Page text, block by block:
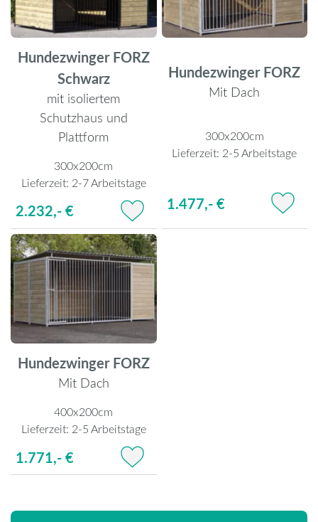
Hundezwinger FORZ
Schwarz
mit isoliertem
Schutzhaus und
Plattform
300x200cm
Lieferzeit: 2-7 Arbeitstage
2.232,- €
Hundezwinger FORZ
Mit Dach
300x200cm
Lieferzeit: 2-5 Arbeitstage
1.477,- €
Hundezwinger FORZ
Mit Dach
400x200cm
Lieferzeit: 2-5 Arbeitstage
1.771,- €